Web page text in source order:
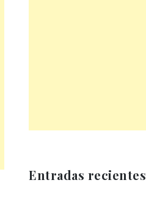
Entradas recientes